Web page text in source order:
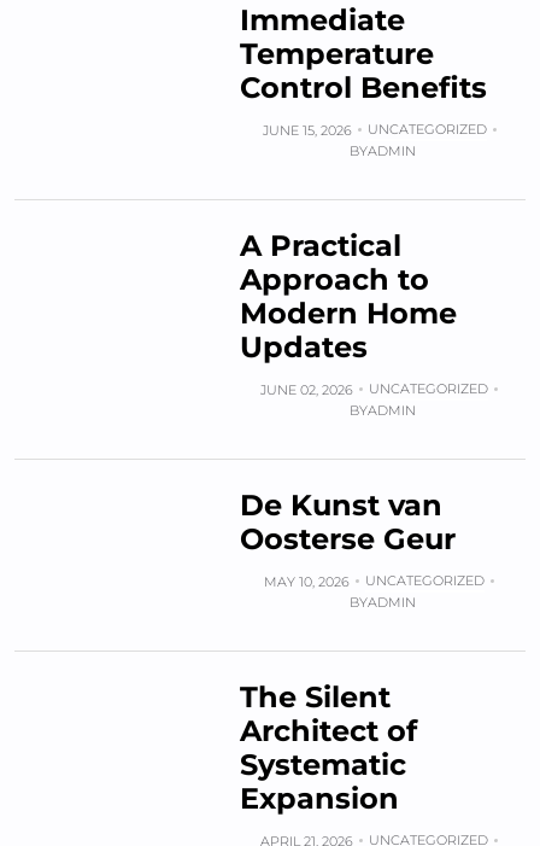
Immediate
Temperature
Control Benefits
JUNE 15, 2026
UNCATEGORIZED
BYADMIN
A Practical
Approach to
Modern Home
Updates
JUNE 02, 2026
UNCATEGORIZED
BYADMIN
De Kunst van
Oosterse Geur
MAY 10, 2026
UNCATEGORIZED
BYADMIN
The Silent
Architect of
Systematic
Expansion
APRIL 21, 2026
UNCATEGORIZED